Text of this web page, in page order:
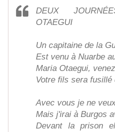
DEUX
OTAEGUI
Un capitaine de la
Est venu à Nuarbe
Maria Otaegui,
Votre fils sera fusillé
Avec vous je ne
Mais j'irai à Burgos
Devant la prison